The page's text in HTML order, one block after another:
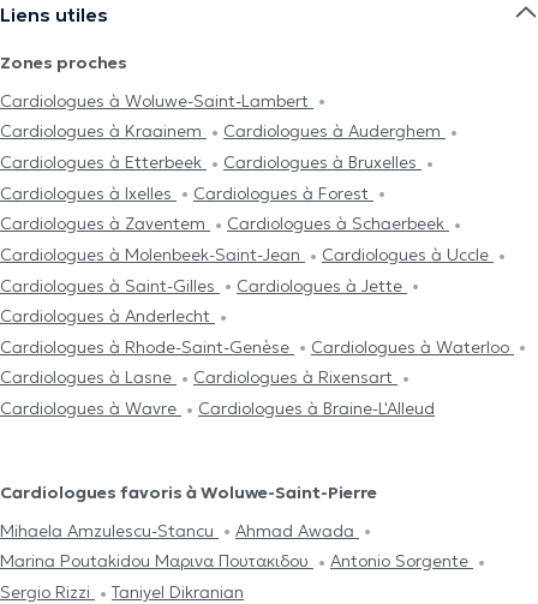
Liens utiles
Zones proches
Cardiologues à Woluwe-Saint-Lambert
Cardiologues à Kraainem
Cardiologues à Auderghem
Cardiologues à Etterbeek
Cardiologues à Bruxelles
Cardiologues à Ixelles
Cardiologues à Forest
Cardiologues à Zaventem
Cardiologues à Schaerbeek
Cardiologues à Molenbeek-Saint-Jean
Cardiologues à Uccle
Cardiologues à Saint-Gilles
Cardiologues à Jette
Cardiologues à Anderlecht
Cardiologues à Rhode-Saint-Genèse
Cardiologues à Waterloo
Cardiologues à Lasne
Cardiologues à Rixensart
Cardiologues à Wavre
Cardiologues à Braine-L'Alleud
Cardiologues favoris à Woluwe-Saint-Pierre
Mihaela Amzulescu-Stancu
Ahmad Awada
Marina Poutakidou Μαρινα Πουτακιδου
Antonio Sorgente
Sergio Rizzi
Taniyel Dikranian